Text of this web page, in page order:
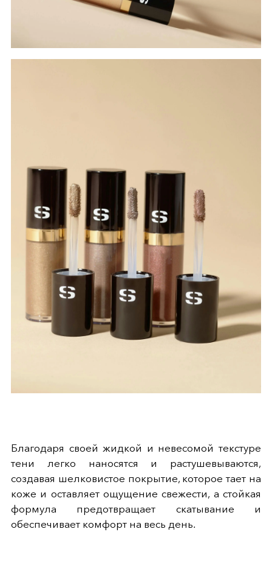
Благодаря своей жидкой и невесомой текстуре
тени легко наносятся и растушевываются,
создавая шелковистое покрытие, которое тает на
коже и оставляет ощущение свежести, а стойкая
формула предотвращает скатывание и
обеспечивает комфорт на весь день.